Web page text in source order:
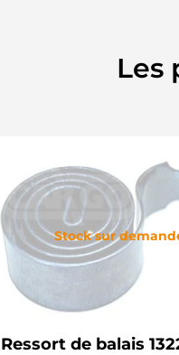
Les
Stock sur
Ressort de balais